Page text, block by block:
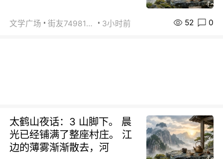
文学广场 街友74981146 3小时前 52 0
太鹤山夜话：3 山脚下。 晨
光已经铺满了整座村庄。 江
边的薄雾渐渐散去，河